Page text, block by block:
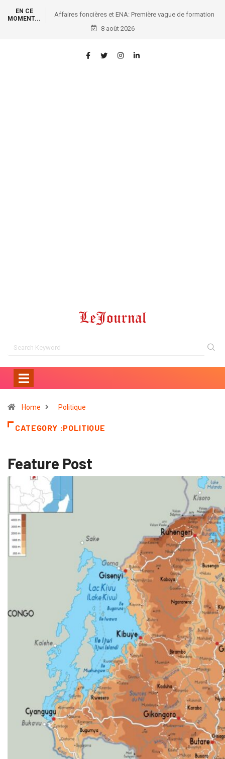
EN CE
MOMENT...
Affaires foncières et ENA: Première vague de formation
des conservateurs des titres immobiliers
8 août 2026
Home Politique
CATEGORY :POLITIQUE
Feature Post